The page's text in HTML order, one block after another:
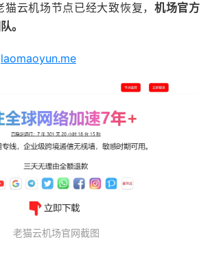
猫云机场节点已经大致恢复， 机场官方
。
laomaoyun.me
老猫云机场官网截图